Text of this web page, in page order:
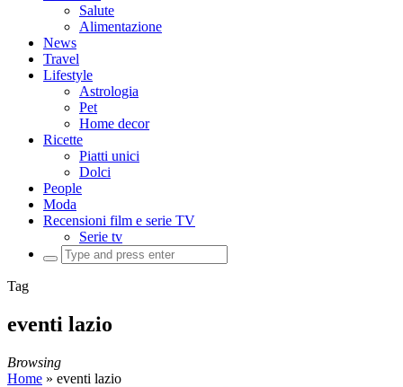
Salute
Alimentazione
News
Travel
Lifestyle
Astrologia
Pet
Home decor
Ricette
Piatti unici
Dolci
People
Moda
Recensioni film e serie TV
Serie tv
Search
for:
Tag
eventi lazio
Browsing
Home » eventi lazio